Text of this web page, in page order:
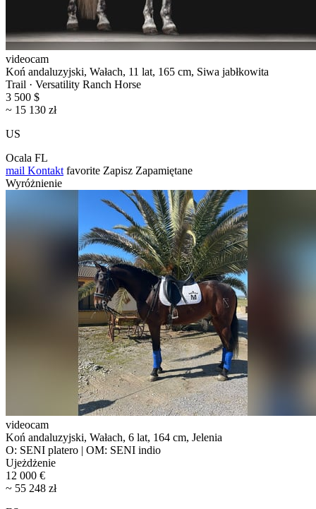
videocam
Koń andaluzyjski, Wałach, 11 lat, 165 cm, Siwa jabłkowita
Trail · Versatility Ranch Horse
3 500 $
~ 15 130 zł
US
Ocala FL
mail Kontakt favorite Zapisz Zapamiętane
Wyróżnienie
videocam
Koń andaluzyjski, Wałach, 6 lat, 164 cm, Jelenia
O: SENI platero | OM: SENI indio
Ujeżdżenie
12 000 €
~ 55 248 zł